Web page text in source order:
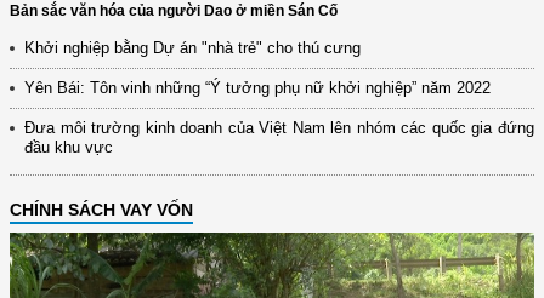
Bản sắc văn hóa của người Dao ở miền Sán Cố
Khởi nghiệp bằng Dự án "nhà trẻ" cho thú cưng
Yên Bái: Tôn vinh những “Ý tưởng phụ nữ khởi nghiệp” năm 2022
Đưa môi trường kinh doanh của Việt Nam lên nhóm các quốc gia đứng
đầu khu vực
CHÍNH SÁCH VAY VỐN